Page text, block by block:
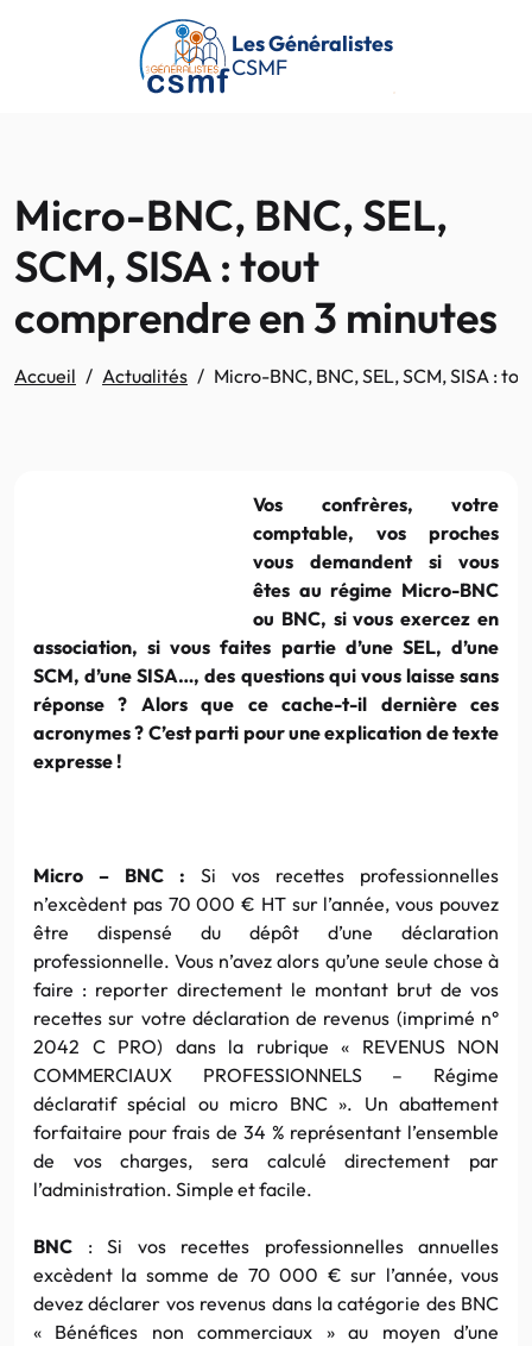
Passer au contenu principal
Les Généralistes
CSMF
Micro-BNC, BNC, SEL,
SCM, SISA : tout
comprendre en 3 minutes
Accueil Actualités Micro-BNC, BNC, SEL, SCM, SISA :
Vos confrères, votre
comptable, vos proches
vous demandent si vous
êtes au régime Micro-BNC
ou BNC, si vous exercez en
association, si vous faites partie d’une SEL, d’une
SCM, d’une SISA…, des questions qui vous laisse sans
réponse ? Alors que ce cache-t-il dernière ces
acronymes ? C’est parti pour une explication de texte
expresse !
Micro – BNC : Si vos recettes professionnelles
n’excèdent pas 70 000 € HT sur l’année, vous pouvez
être dispensé du dépôt d’une déclaration
professionnelle. Vous n’avez alors qu’une seule chose à
faire : reporter directement le montant brut de vos
recettes sur votre déclaration de revenus (imprimé n°
2042 C PRO) dans la rubrique « REVENUS NON
COMMERCIAUX PROFESSIONNELS – Régime
déclaratif spécial ou micro BNC ». Un abattement
forfaitaire pour frais de 34 % représentant l’ensemble
de vos charges, sera calculé directement par
l’administration. Simple et facile.
BNC : Si vos recettes professionnelles annuelles
excèdent la somme de 70 000 € sur l’année, vous
devez déclarer vos revenus dans la catégorie des BNC
« Bénéfices non commerciaux » au moyen d’une